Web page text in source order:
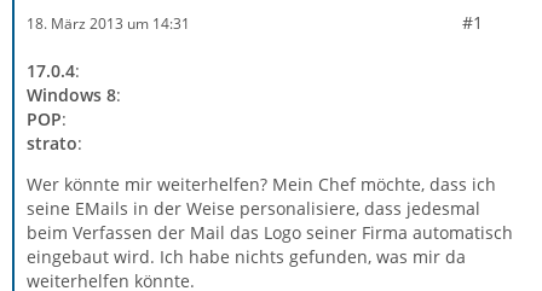
18. März 2013 um 14:31 #1
17.0.4:
Windows 8:
POP:
strato:
Wer könnte mir weiterhelfen? Mein Chef möchte, dass ich
seine EMails in der Weise personalisiere, dass jedesmal
beim Verfassen der Mail das Logo seiner Firma automatisch
eingebaut wird. Ich habe nichts gefunden, was mir da
weiterhelfen könnte.